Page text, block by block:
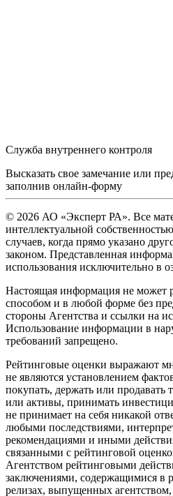
Служба внутреннего контроля
Высказать свое замечание или
заполнив онлайн-форму
© 2026 АО «Эксперт РА». Все
интеллектуальной
случаев, когда прямо указано
законом. Представленная
использования исключительно в
Настоящая информация не может
способом и в любой форме без
стороны Агентства и ссылки на
Использование информации в
требований запрещено.
Рейтинговые оценки выражают
не являются установлением
покупать, держать или
или активы, принимать
не принимает на себя никакой
любыми последствиями,
рекомендациями и иными
связанными с рейтинговой
Агентством рейтинговыми
заключениями, содержащимися в
релизах, выпущенных агентством,